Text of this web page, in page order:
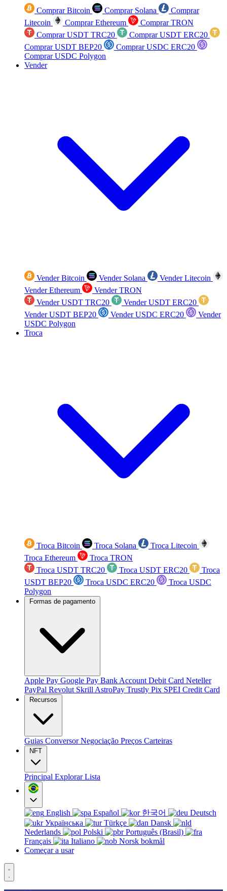
Comprar Bitcoin Comprar Solana
Comprar
Litecoin
Comprar Ethereum
Comprar TRON
Comprar USDT TRC20
Comprar USDT ERC20
Comprar USDT BEP20
Comprar USDC ERC20
Comprar USDC Polygon
Vender
Vender Bitcoin Vender Solana
Vender Litecoin
Vender Ethereum
Vender TRON
Vender USDT TRC20
Vender USDT ERC20
Vender USDT BEP20
Vender USDC ERC20
Vender
USDC Polygon
Troca
Troca Bitcoin Troca Solana
Troca Litecoin
Troca Ethereum
Troca TRON
Troca USDT TRC20
Troca USDT ERC20
Troca
USDT BEP20
Troca USDC ERC20
Troca USDC
Polygon
Formas de pagamento
Apple Pay Google Pay Bank Account Debit Card Neteller
PayPal Revolut Skrill AstroPay Trustly Pix SPEI Credit Card
Recursos
Guias ConversorNegociação Preços Carteiras
NFT
Principal ExplorarLista
English Español 한국어
Deutsch
Українська
Türkçe
Dansk
Nederlands
Polski
Português (Brasil)
Français
Italiano
Norsk bokmål
Começar a usar